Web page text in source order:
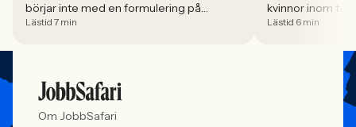
börjar inte med en formulering på
karriärsidan. Den börjar i hur rekryteringen
mer medvetna, regelverken skärps och
konkurrensen om rätt kompetens
förändras räcker det inte längre att säga
Lästid 7 min
kvinnor inom
stadigt på 30%.
i. Åsa
Women in
andelen
Lästid 6 min
Om JobbSafari